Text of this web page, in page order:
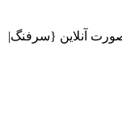
ساعت به صورت آنلاین {سرفنگ|